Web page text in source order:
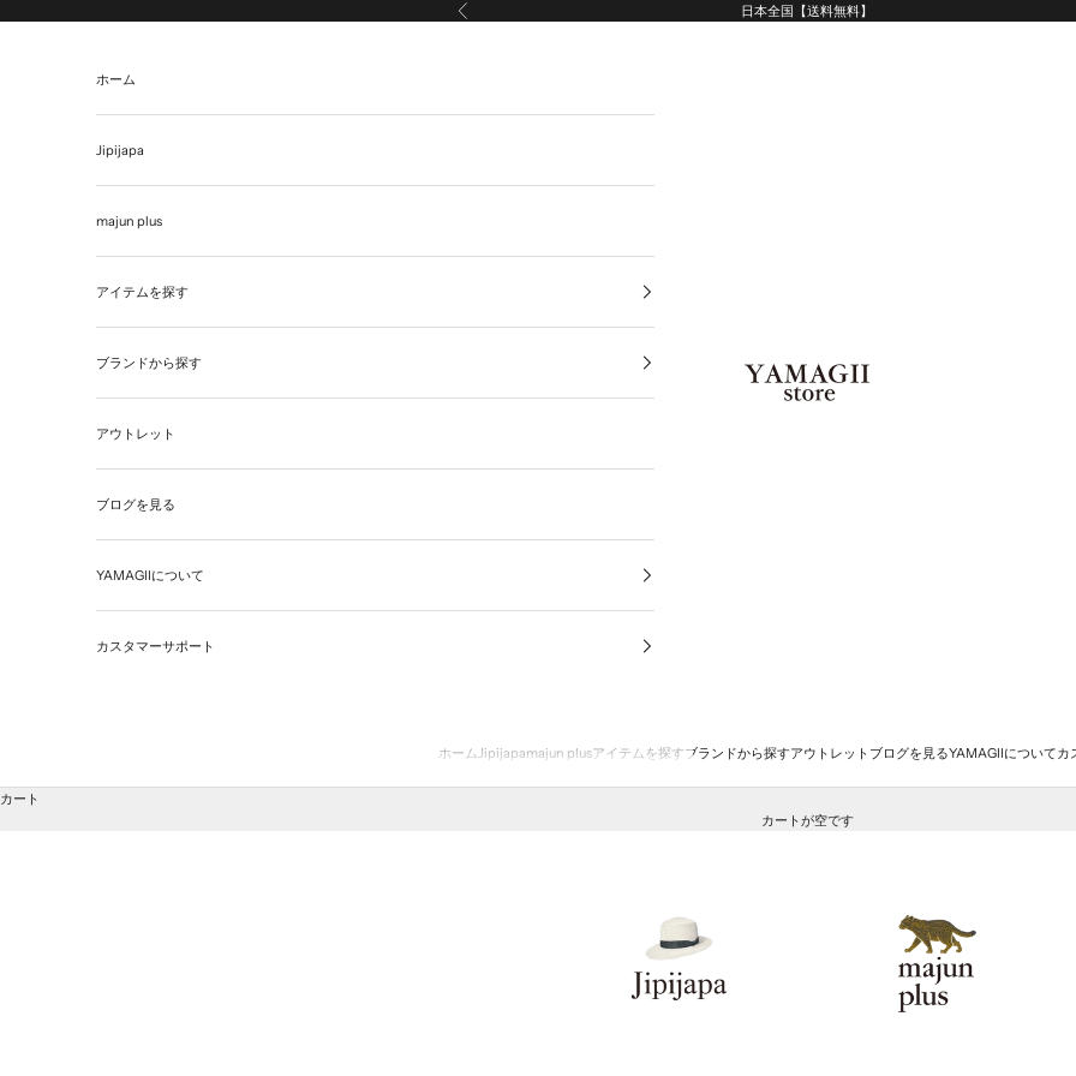
前へ 日本全国【送料無料】
YAMAGII store
ホームJipijapamajun plusアイテムを探すブランドから探すアウトレット ブログを見るYAMAGIIについてカ
ホーム
Jipijapa
majun plus
アイテムを探す
ブランドから探す
アウトレット
ブログを見る
YAMAGIIについて
カスタマーサポート
カート
カートが空です